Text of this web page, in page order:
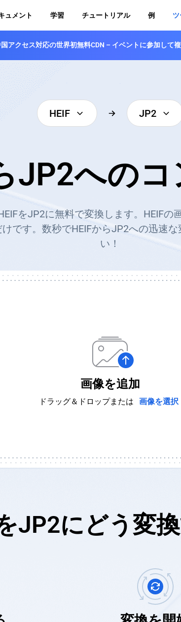
ュメント 学習 チュートリアル 例
アクセス対応の世界初無料CDN – イベントに参加して
HEIF JP2
JP2への
をJP2に無料で変換します。HEIFの
です。数秒でHEIFからJP2への迅速
い！
画像を追加
ドラッグ＆ドロップまたは 画像を選択
JP2にどう変